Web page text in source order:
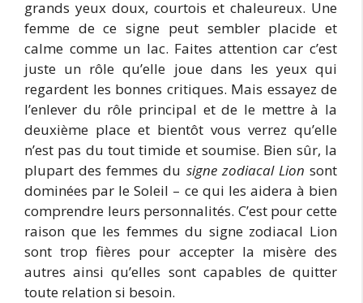
grands yeux doux, courtois et chaleureux. Une
femme de ce signe peut sembler placide et
calme comme un lac. Faites attention car c’est
juste un rôle qu’elle joue dans les yeux qui
regardent les bonnes critiques. Mais essayez de
l’enlever du rôle principal et de le mettre à la
deuxième place et bientôt vous verrez qu’elle
n’est pas du tout timide et soumise. Bien sûr, la
plupart des femmes du signe zodiacal Lion sont
dominées par le Soleil – ce qui les aidera à bien
comprendre leurs personnalités. C’est pour cette
raison que les femmes du signe zodiacal Lion
sont trop fières pour accepter la misère des
autres ainsi qu’elles sont capables de quitter
toute relation si besoin.